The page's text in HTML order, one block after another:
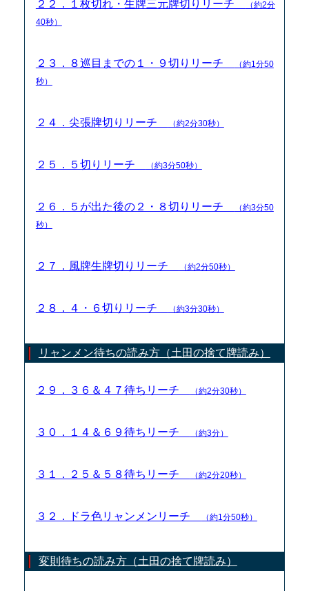
２２．１枚切れ・生牌三元牌切りリーチ
（約2分
40秒）
２３．８巡目までの１・９切りリーチ
（約1分50
秒）
２４．尖張牌切りリーチ （約2分30秒）
２５．５切りリーチ （約3分50秒）
２６．５が出た後の２・８切りリーチ
（約3分50
秒）
２７．風牌生牌切りリーチ （約2分50秒）
２８．４・６切りリーチ （約3分30秒）
リャンメン待ちの読み方（土田の捨て牌読み）
２９．３６＆４７待ちリーチ （約2分30秒）
３０．１４＆６９待ちリーチ （約3分）
３１．２５＆５８待ちリーチ （約2分20秒）
３２．ドラ色リャンメンリーチ （約1分50秒）
変則待ちの読み方（土田の捨て牌読み）